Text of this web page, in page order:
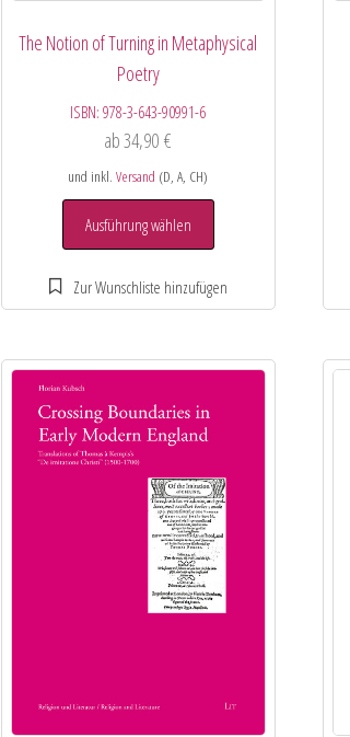
The Notion of Turning in Metaphysical
Poetry
ISBN:978-3-643-90991-6
ab34,90€
und inkl.Versand (D, A, CH)
Ausführung wählen